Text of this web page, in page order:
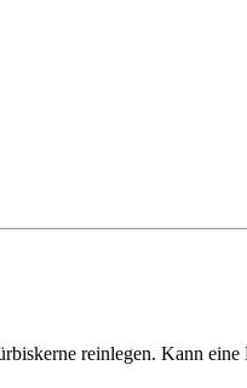
reinlegen. Kann